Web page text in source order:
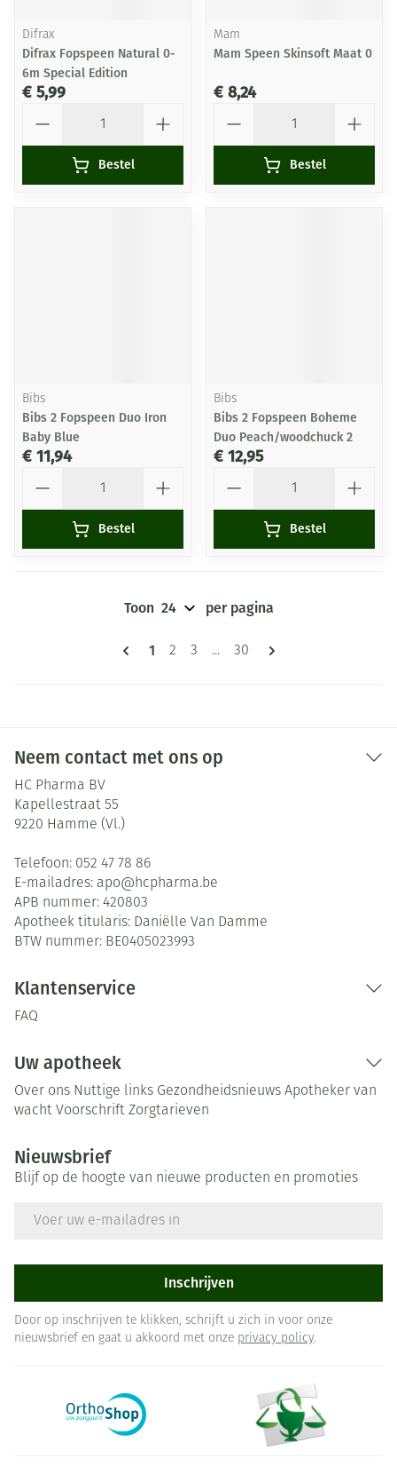
Difrax
Difrax Fopspeen Natural 0-
6m Special Edition
€ 5,99
Bestel
Mam
Mam Speen Skinsoft Maat 0
€ 8,24
Bestel
Bibs
Bibs 2 Fopspeen Duo Iron
Baby Blue
€ 11,94
Bestel
Bibs
Bibs 2 Fopspeen Boheme
Duo Peach/woodchuck 2
€ 12,95
Bestel
Pagina's
U lees momenteel pagina
1 Pagina
2 Pagina
3 ... Pagina
30
Toon per pagina
Neem contact met ons op
HC Pharma BV
Kapellestraat 55
9220 Hamme (Vl.)
Telefoon: 052 47 78 86
E-mailadres: apo@hcpharma.be
APB nummer: 420803
Apotheek titularis: Daniëlle Van Damme
BTW nummer: BE0405023993
Klantenservice
FAQ
Uw apotheek
Over ons Nuttige links Gezondheidsnieuws Apotheker van
wacht Voorschrift Zorgtarieven
Nieuwsbrief
Blijf op de hoogte van nieuwe producten en promoties
Inschrijven
Door op inschrijven te klikken, schrijft u zich in voor onze
nieuwsbrief en gaat u akkoord met onze privacy policy.